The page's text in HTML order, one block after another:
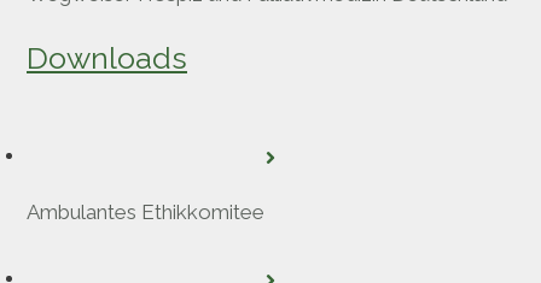
Downloads
Ambulantes Ethikkomitee